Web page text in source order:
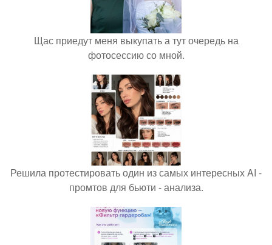
Щас приедут меня выкупать а тут очередь на
фотосессию со мной.
Решила протестировать один из самых интересных AI -
промтов для бьюти - анализа.